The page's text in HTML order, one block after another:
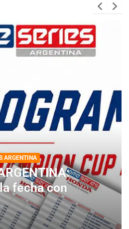
ARGENTINA
fecha con